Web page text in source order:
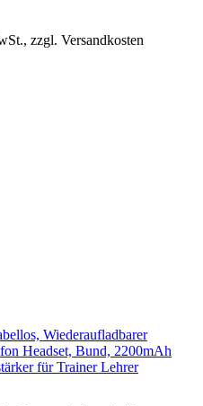
zzgl. Versandkosten
Wiederaufladbarer
Headset, Bund, 2200mAh
für Trainer Lehrer